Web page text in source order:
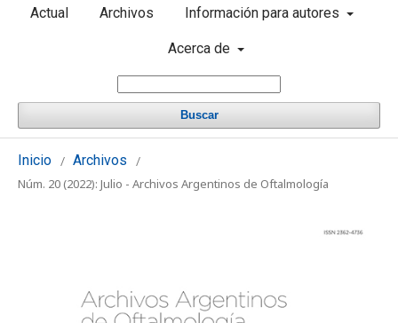
Actual Archivos Información para autores
Acerca de
Buscar
Inicio / Archivos /
Núm. 20 (2022): Julio - Archivos Argentinos de Oftalmología